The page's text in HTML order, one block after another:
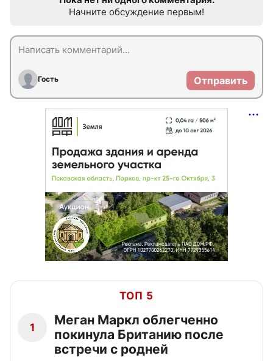
Начните обсуждение первым!
Гость Отправить
ТОП 5
1
Меган Маркл облегченно
покинула Британию после
встречи с родней